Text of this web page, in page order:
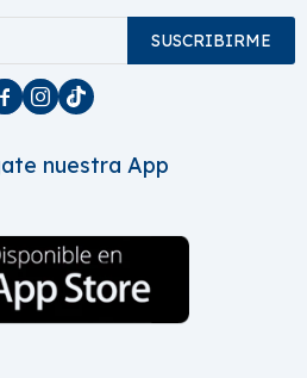
SUSCRIBIRME
  
nuestra App